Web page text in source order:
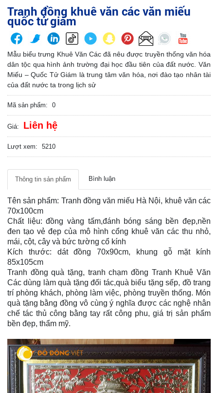
Tranh đồng khuê văn các văn miếu
quốc tử giám
Mẫu biểu trưng Khuê Văn Các đã nêu được truyền thống văn hóa
dân tộc qua hình ảnh trường đại học đầu tiên của đất nước. Văn
Miếu – Quốc Tử Giám là trung tâm văn hóa, nơi đào tạo nhân tài
của đất nước ta trong lịch sử
Mã sản phẩm: 0
Giá: Liên hệ
Lượt xem: 5210
Thông tin sản phẩm Bình luận
Tên sản phẩm: Tranh đồng văn miếu Hà Nội, khuê văn các
70x100cm
Chất liệu: đồng vàng tấm,đánh bóng sáng bền đẹp,nền
đen tạo vẻ đẹp của mô hình cổng khuê văn các thu nhỏ,
mái, cột, cây và bức tường cổ kính
Kích thước: dát đồng 70x90cm, khung gỗ mặt kính
85x105cm
Tranh đồng quà tặng, tranh chạm đồng Tranh Khuê Văn
Các dùng làm quà tặng đối tác,quà biếu tặng sếp, đồ trang
trí phòng khách, phòng làm việc, phòng truyền thống. Món
quà tặng bằng đồng vô cùng ý nghĩa được các nghệ nhân
chế tác thủ công bằng tay rất công phu, giá trị sản phẩm
bền đẹp, thẩm mỹ.